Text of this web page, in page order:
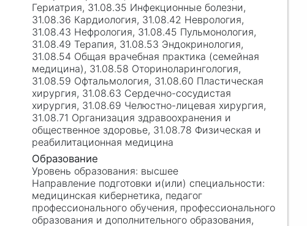
Гериатрия, 31.08.35 Инфекционные болезни,
31.08.36 Кардиология, 31.08.42 Неврология,
31.08.43 Нефрология, 31.08.45 Пульмонология,
31.08.49 Терапия, 31.08.53 Эндокринология,
31.08.54 Общая врачебная практика (семейная
медицина), 31.08.58 Оториноларингология,
31.08.59 Офтальмология, 31.08.60 Пластическая
хирургия, 31.08.63 Сердечно-сосудистая
хирургия, 31.08.69 Челюстно-лицевая хирургия,
31.08.71 Организация здравоохранения и
общественное здоровье, 31.08.78 Физическая и
реабилитационная медицина
высшее
медицинская кибернетика, педагог
профессионального обучения, профессионального
образования и дополнительного образования,